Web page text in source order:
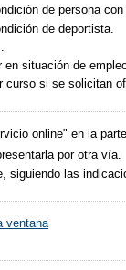
de persona
de deportista.
situación de
si se solicitan
online" en la
por otra vía.
siguiendo las